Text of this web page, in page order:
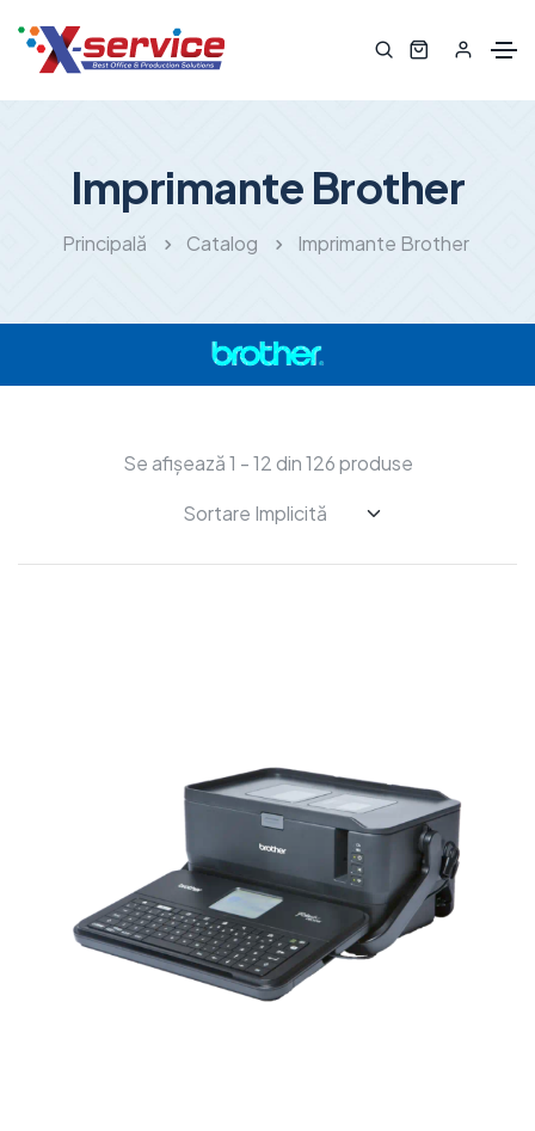
Imprimante Brother
Principală Catalog Imprimante Brother
Se afișează 1 - 12 din 126 produse